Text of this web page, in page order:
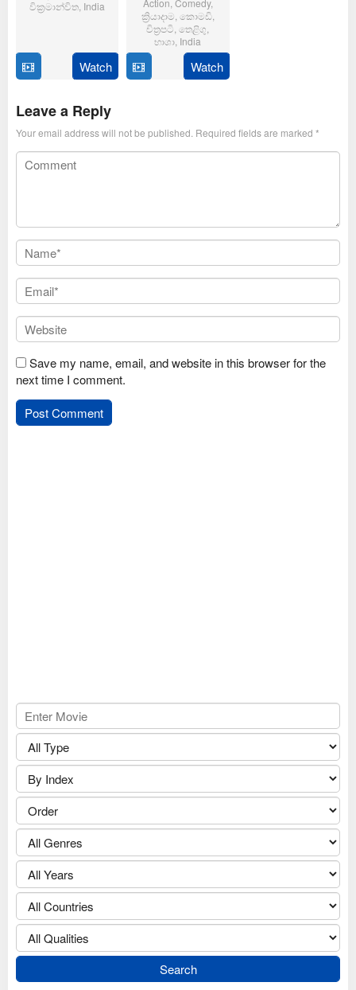
වික්‍රමාන්විත India
Feb
2025
Thirumeni
Watch
ක්‍රියාදාම කොමඩි,
චිත්‍රපටි ,තෙළිගු
භාශා India
Jan
Anil
Ravipudi
Watch
Leave a Reply
Your email address will not be published. Required fields are marked *
Save my name, email, and website in this browser for the
next time I comment.